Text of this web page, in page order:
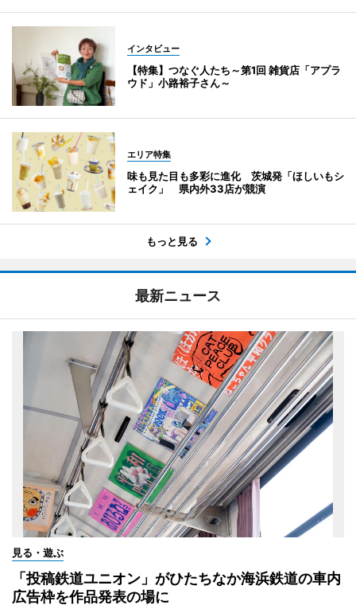
インタビュー
【特集】つなぐ人たち～第1回 雑貨店「アプラ
ウド」小路裕子さん～
エリア特集
味も見た目も多彩に進化 茨城発「ほしいもシ
ェイク」 県内外33店が競演
もっと見る
最新ニュース
見る・遊ぶ
「投稿鉄道ユニオン」がひたちなか海浜鉄道の車内
広告枠を作品発表の場に